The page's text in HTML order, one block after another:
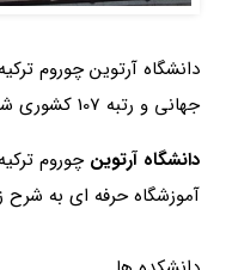
جهانی و رتبه 107 کشوری شده است.
دانشگاه آرتوین
آموزشگاه حرفه ای به شرح